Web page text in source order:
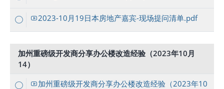
2023-10月19日本房地产嘉宾-现场提问清单.pdf
加州重磅级开发商分享办公楼改造经验（2023年10月
14）
加州重磅级开发商分享办公楼改造经验（2023年10